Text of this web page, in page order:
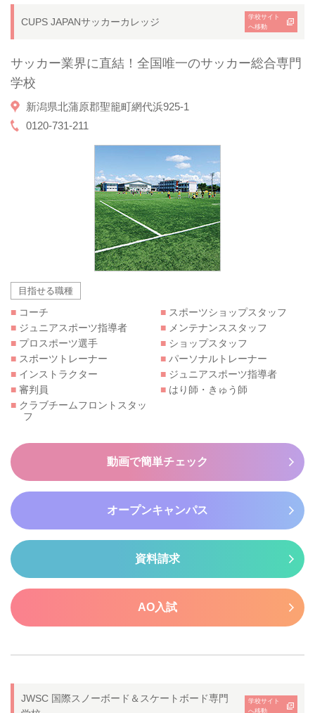
CUPS JAPANサッカーカレッジ
学校サイト
へ移動
サッカー業界に直結！全国唯一のサッカー総合専門
学校
新潟県北蒲原郡聖籠町網代浜925-1
0120-731-211
目指せる職種
■ コーチ
■ ジュニアスポーツ指導者
■ プロスポーツ選手
■ スポーツトレーナー
■ インストラクター
■ 審判員
■ クラブチームフロントスタッ
フ
■ スポーツショップスタッフ
■ メンテナンススタッフ
■ ショップスタッフ
■ パーソナルトレーナー
■ ジュニアスポーツ指導者
■ はり師・きゅう師
動画で簡単チェック
オープンキャンパス
資料請求
AO入試
JWSC 国際スノーボード＆スケートボード専門
学校サイト
へ移動